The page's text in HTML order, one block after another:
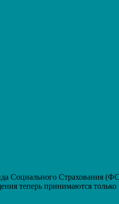
Социального Страхования
теперь принимаются